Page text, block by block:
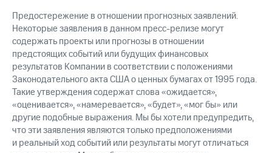
Предостережение в отношении прогнозных заявлений.
Некоторые заявления в данном пресс-релизе могут
содержать проекты или прогнозы в отношении
предстоящих событий или будущих финансовых
результатов Компании в соответствии с положениями
Законодательного акта США о ценных бумагах от 1995 года.
Такие утверждения содержат слова «ожидается»,
«оценивается», «намеревается», «будет», «мог бы» или
другие подобные выражения. Мы бы хотели предупредить,
что эти заявления являются только предположениями
и реальный ход событий или результаты могут отличаться